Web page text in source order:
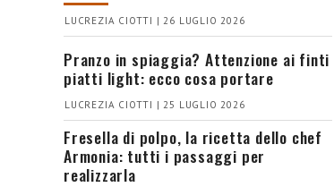
LUCREZIA CIOTTI | 26 LUGLIO 2026
Pranzo in spiaggia? Attenzione ai finti
piatti light: ecco cosa portare
LUCREZIA CIOTTI | 25 LUGLIO 2026
Fresella di polpo, la ricetta dello chef
Armonia: tutti i passaggi per
realizzarla